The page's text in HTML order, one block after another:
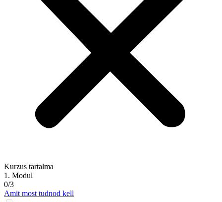
Kurzus tartalma
1. Modul
0/3
Amit most tudnod kell